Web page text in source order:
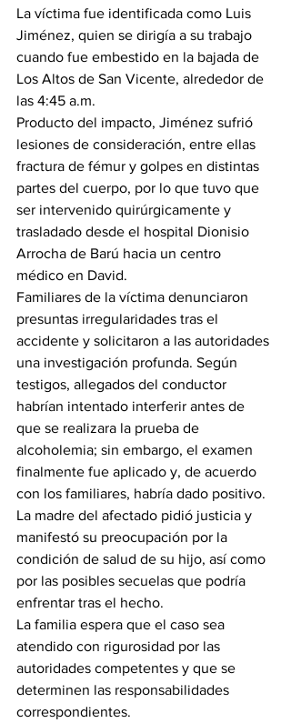
La víctima fue identificada como Luis
Jiménez, quien se dirigía a su trabajo
cuando fue embestido en la bajada de
Los Altos de San Vicente, alrededor de
las 4:45 a.m.
Producto del impacto, Jiménez sufrió
lesiones de consideración, entre ellas
fractura de fémur y golpes en distintas
partes del cuerpo, por lo que tuvo que
ser intervenido quirúrgicamente y
trasladado desde el hospital Dionisio
Arrocha de Barú hacia un centro
médico en David.
Familiares de la víctima denunciaron
presuntas irregularidades tras el
accidente y solicitaron a las autoridades
una investigación profunda. Según
testigos, allegados del conductor
habrían intentado interferir antes de
que se realizara la prueba de
alcoholemia; sin embargo, el examen
finalmente fue aplicado y, de acuerdo
con los familiares, habría dado positivo.
La madre del afectado pidió justicia y
manifestó su preocupación por la
condición de salud de su hijo, así como
por las posibles secuelas que podría
enfrentar tras el hecho.
La familia espera que el caso sea
atendido con rigurosidad por las
autoridades competentes y que se
determinen las responsabilidades
correspondientes.